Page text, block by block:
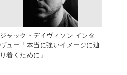
ジャック・デイヴィソン インタ
ヴュー「本当に強いイメージに辿
り着くために」